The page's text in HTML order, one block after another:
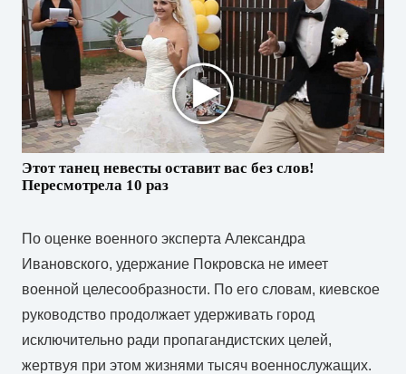
Этот танец невесты оставит вас без слов!
Пересмотрела 10 раз
По оценке военного эксперта Александра
Ивановского, удержание Покровска не имеет
военной целесообразности. По его словам, киевское
руководство продолжает удерживать город
исключительно ради пропагандистских целей,
жертвуя при этом жизнями тысяч военнослужащих.